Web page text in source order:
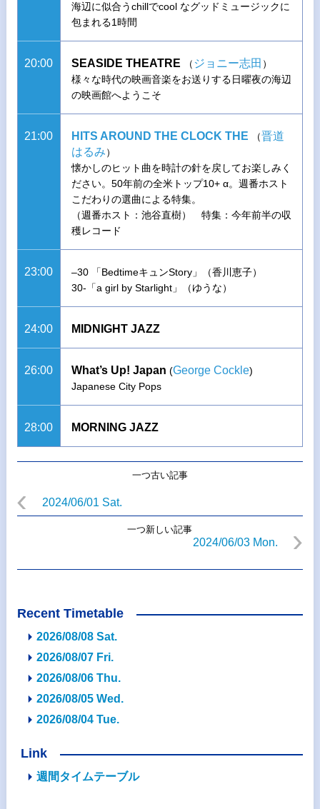
海辺に似合うchillでcool なグッドミュージックに
包まれる1時間
20:00 SEASIDE THEATRE （ ジョニー志田 ）
様々な時代の映画音楽をお送りする日曜夜の海辺
の映画館へようこそ
21:00 HITS AROUND THE CLOCK THE （晋道
はるみ）
懐かしのヒット曲を時計の針を戻してお楽しみく
ださい。50年前の全米トップ10+ α。週番ホスト
こだわりの選曲による特集。
（週番ホスト：池谷直樹） 特集：今年前半の収
穫レコード
23:00
–30 「BedtimeキュンStory」（香川恵子）
30-「a girl by Starlight」（ゆうな）
24:00 MIDNIGHT JAZZ
26:00 What’s Up! Japan (George Cockle)
Japanese City Pops
28:00 MORNING JAZZ
一つ古い記事
2024/06/01 Sat.
一つ新しい記事
2024/06/03 Mon.
Recent Timetable
2026/08/08 Sat.
2026/08/07 Fri.
2026/08/06 Thu.
2026/08/05 Wed.
2026/08/04 Tue.
Link
週間タイムテーブル